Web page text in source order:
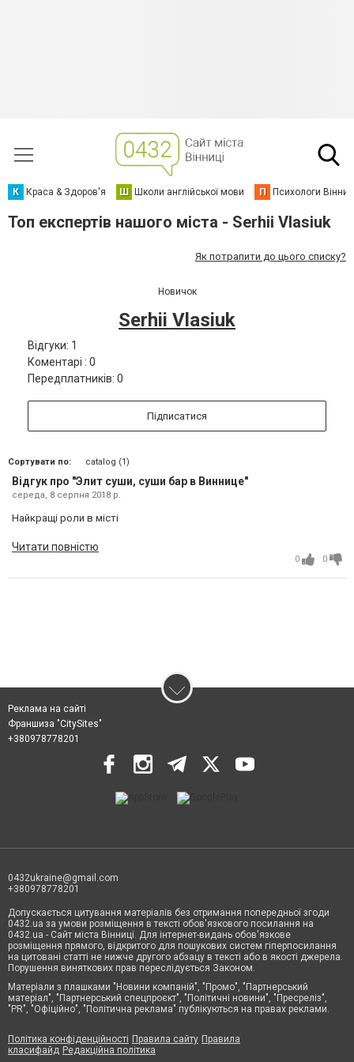
К Краса & Здоров'я Ш Школи англійської мови П Психологи
Топ експертів нашого міста - Serhii Vlasiuk
Як потрапити до цього списку?
Новичок
Serhii Vlasiuk
Відгуки: 1
Коментарі : 0
Передплатників: 0
Підписатися
Сортувати по: catalog (1)
Відгук про "Элит суши, суши бар в Виннице"
середа, 8 серпня 2018 р.
Найкращі роли в місті
Читати повністю
0 0
Реклама на сайті
Франшиза "CitySites"
+380978778201
0432ukraine@gmail.com
+380978778201
Допускається цитування матеріалів без отримання попередньої згоди
0432.ua за умови розміщення в тексті обов'язкового посилання на
0432.ua - Сайт міста Вінниці. Для інтернет-видань обов'язкове
розміщення прямого, відкритого для пошукових систем гіперпосилання
на цитовані статті не нижче другого абзацу в тексті або в якості джерела.
Порушення виняткових прав переслідується Законом.
Матеріали з плашками "Новини компаній", "Промо", "Партнерський
матеріал", "Партнерський спецпроєкт", "Політичні новини", "Пресреліз",
"PR", "Офіційно", "Політична реклама" публікуються на правах реклами.
Політика конфіденційності Правила сайту Правила
класифайд Редакційна політика